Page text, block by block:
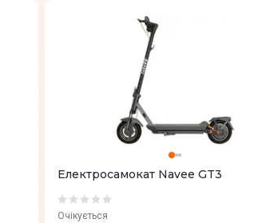
Електросамокат Navee GT3
Очікується